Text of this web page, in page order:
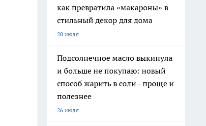
как превратила «макароны» в
стильный декор для дома
20 июля
Подсолнечное масло выкинула
и больше не покупаю: новый
способ жарить в соли - проще и
полезнее
26 июля